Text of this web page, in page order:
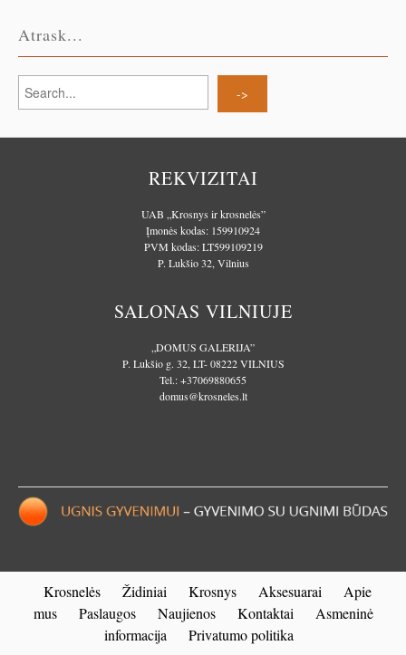
Atrask...
REKVIZITAI
UAB „Krosnys ir krosnelės”
Įmonės kodas: 159910924
PVM kodas: LT599109219
P. Lukšio 32, Vilnius
SALONAS VILNIUJE
„DOMUS GALERIJA”
P. Lukšio g. 32, LT- 08222 VILNIUS
Tel.:+37069880655
domus@krosneles.lt
Krosnelės Židiniai Krosnys Aksesuarai
Apie
mus
Paslaugos Naujienos Kontaktai
Asmeninė
informacija
Privatumo politika